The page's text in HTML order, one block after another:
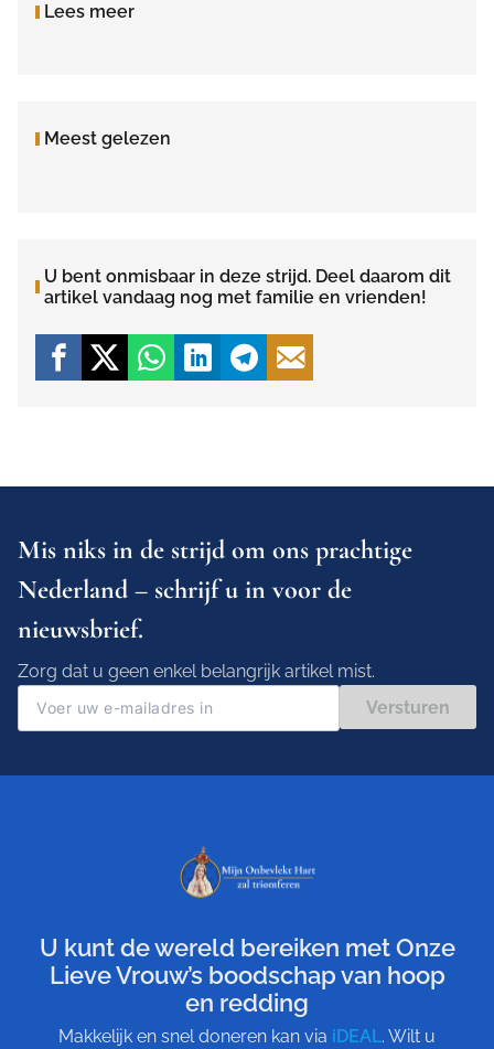
Lees meer
Meest gelezen
U bent onmisbaar in deze strijd. Deel daarom dit
artikel vandaag nog met familie en vrienden!
Mis niks in de strijd om ons prachtige
Nederland – schrijf u in voor de
nieuwsbrief.
Zorg dat u geen enkel belangrijk artikel mist.
Versturen
U kunt de wereld bereiken met Onze
Lieve Vrouw’s boodschap van hoop
en redding
Makkelijk en snel doneren kan via iDEAL. Wilt u